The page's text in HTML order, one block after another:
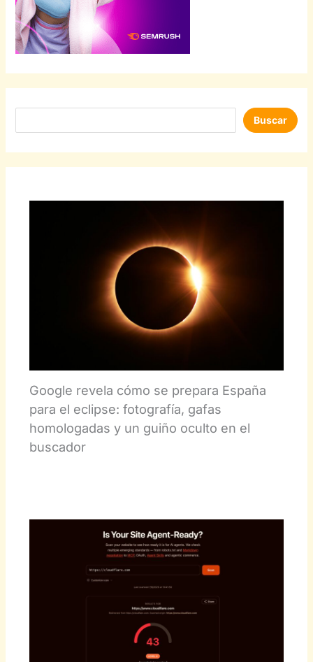
Buscar
Google revela cómo se prepara España
para el eclipse: fotografía, gafas
homologadas y un guiño oculto en el
buscador